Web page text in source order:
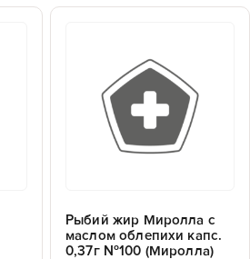
Рыбий жир Миролла с
маслом облепихи капс.
0,37г №100 (Миролла)